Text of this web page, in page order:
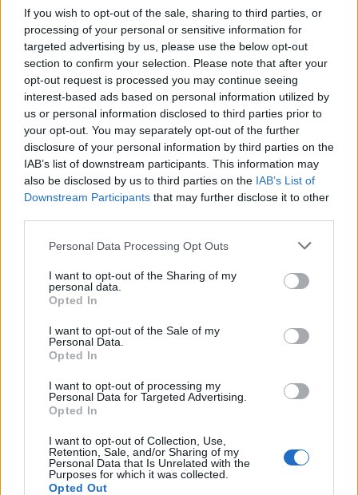
If you wish to opt-out of the sale, sharing to third parties, or
processing of your personal or sensitive information for
targeted advertising by us, please use the below opt-out
section to confirm your selection. Please note that after your
opt-out request is processed you may continue seeing
interest-based ads based on personal information utilized by
us or personal information disclosed to third parties prior to
your opt-out. You may separately opt-out of the further
disclosure of your personal information by third parties on the
IAB’s list of downstream participants. This information may
also be disclosed by us to third parties on the IAB’s List of
Downstream Participants that may further disclose it to other
Please note that this website/app uses one or more Google
not limited to your visit or usage behaviour. You may click to
grant or deny consent to Google and its third-party tags to
use your data for below specified purposes in below Google
consent section.
Personal Data Processing Opt Outs
I want to opt-out of the Sharing of my
personal data.
Opted In
I want to opt-out of the Sale of my
Personal Data.
Opted In
I want to opt-out of processing my
Personal Data for Targeted Advertising.
Opted In
I want to opt-out of Collection, Use,
Retention, Sale, and/or Sharing of my
Personal Data that Is Unrelated with the
Purposes for which it was collected.
Opted Out
Διαβάστε ακόμα -Πόλεμος στο Ιράν: Ο
Θουκυδίδης, ο Τραμπ και οι προσδοκίες των
αγορών για το τέλος της σύγκρουσης
Προαναγγελθείσα αποτυχία;
Για τον Λευκό Οίκο, οι διαπραγματεύσεις με το
προσπάθεια διαχείρισης ενός αδιεξόδου και
εύσχημης απεμπλοκής
μπορεί να εγκλωβίσει τις ΗΠΑ για καιρό. Οι ΗΠΑ
δεν διαπραγματεύονται επειδή κέρδισαν τον
πόλεμο, όπως διατείνεται ο Αμερικανός
Πρόεδρος. Αλλά επειδή η στρατηγική που
επέλεξαν –στρατιωτικά πλήγματα περιορισμένα
σε από αέρος επιχειρήσεις, χωρίς πλήρη